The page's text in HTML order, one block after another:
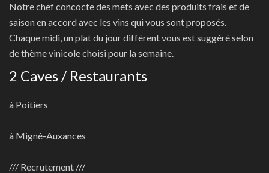
Notre chef concocte des mets avec des produits frais et de
saison en accord avec les vins qui vous sont proposés.
Chaque midi, un plat du jour différent vous est suggéré selon
de thème vinicole choisi pour la semaine.
2 Caves / Restaurants
à Poitiers
à Migné-Auxances
/// Recrutement ///